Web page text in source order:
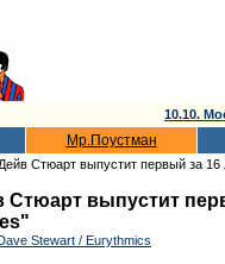
10.10.
Мр.Поустман
Стюарт выпустит первый за
Стюарт выпустит
Stewart / Eurythmics